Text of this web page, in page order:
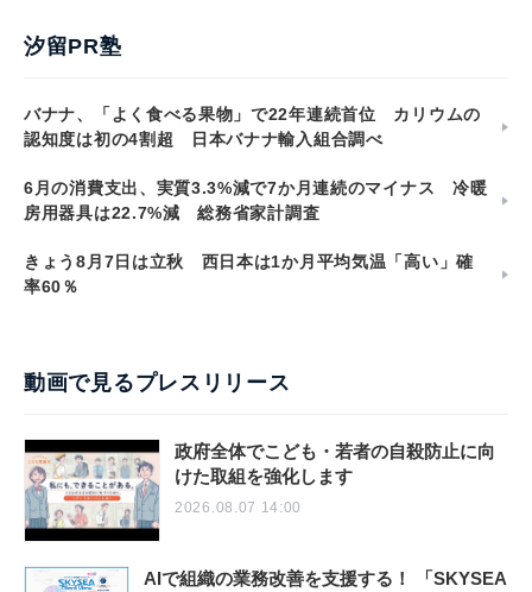
汐留PR塾
バナナ、「よく食べる果物」で22年連続首位 カリウムの
認知度は初の4割超 日本バナナ輸入組合調べ
6月の消費支出、実質3.3%減で7か月連続のマイナス 冷暖
房用器具は22.7%減 総務省家計調査
きょう8月7日は立秋 西日本は1か月平均気温「高い」確
率60％
動画で見るプレスリリース
政府全体でこども・若者の自殺防止に向
けた取組を強化します
2026.08.07 14:00
AIで組織の業務改善を支援する！ 「SKYSEA